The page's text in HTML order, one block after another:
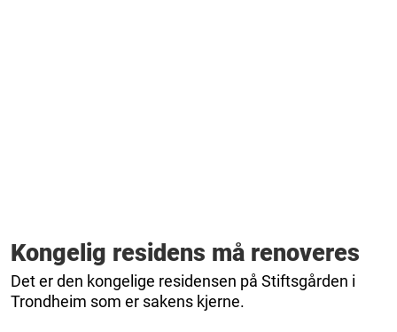
Kongelig residens må renoveres
Det er den kongelige residensen på Stiftsgården i
Trondheim som er sakens kjerne.